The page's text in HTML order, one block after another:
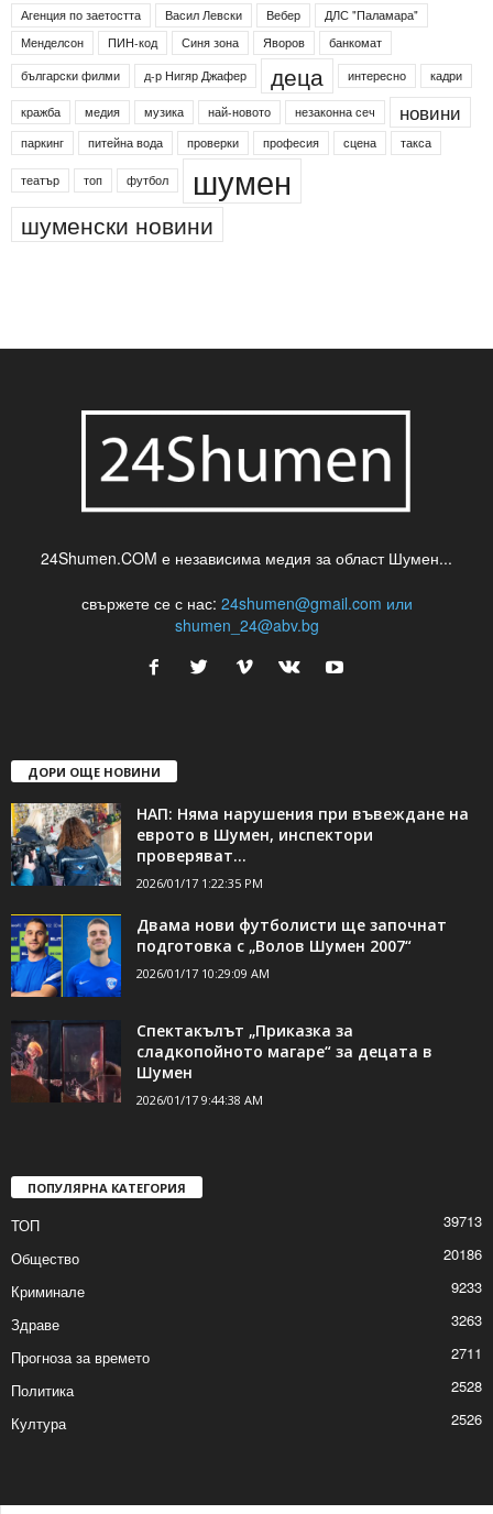
Агенция по заетостта
Васил Левски Вебер
ДЛС "Паламара"
Менделсон
ПИН-код Синя зона Яворов
банкомат
български филми
д-р Нигяр Джафер деца интересно кадри
кражба медия музика най-новото незаконна сеч новини
паркинг питейна вода проверки професия сцена такса
театър топ футбол шумен
шуменски новини
24Shumen.COM е независима медия за област Шумен...
свържете се с нас: 24shumen@gmail.com или
shumen_24@abv.bg
ДОРИ ОЩЕ НОВИНИ
НАП: Няма нарушения при въвеждане на
еврото в Шумен, инспектори
проверяват...
2026/01/17 1:22:35 PM
Двама нови футболисти ще започнат
подготовка с „Волов Шумен 2007“
2026/01/17 10:29:09 AM
Спектакълът „Приказка за
сладкопойното магаре“ за децата в
Шумен
2026/01/17 9:44:38 AM
ПОПУЛЯРНА КАТЕГОРИЯ
ТОП
39713
Общество
20186
Криминале
9233
Здраве
3263
Прогноза за времето
2711
Политика
2528
Култура
2526